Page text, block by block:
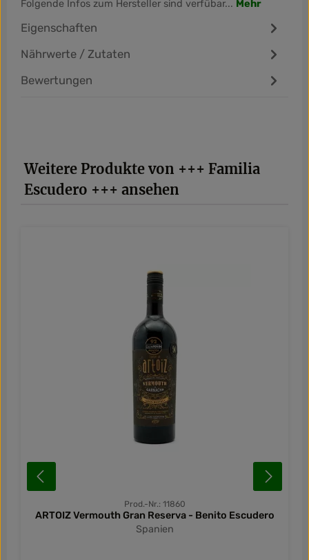
Folgende Infos zum Hersteller sind verfübar... Mehr
Eigenschaften
Nährwerte / Zutaten
Bewertungen
Produktgalerie überspringen
Weitere Produkte von +++ Familia
Escudero +++ ansehen
Prod.-Nr.: 11860
ARTOIZ Vermouth Gran Reserva - Benito Escudero
Spanien